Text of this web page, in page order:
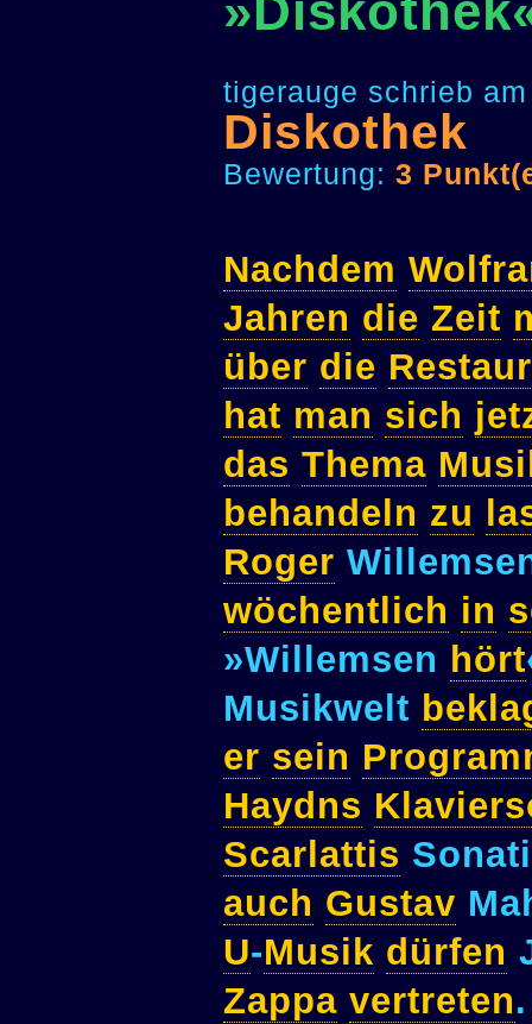
tigerauge schrieb
Diskothek
Bewertung: 3
Nachdem
Jahren die Zeit
über die
hat man sich
das Thema
behandeln zu
Roger
wöchentlich in
»Willemsen hört
Musikwelt
er sein
Haydns
Scarlattis
auch Gustav
U-Musik dürfen
Zappa vertreten